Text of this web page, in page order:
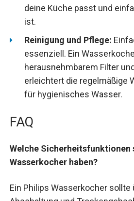
deine Küche passt und
ist.
Reinigung und Pflege:
essenziell. Ein
herausnehmbarem Filter
erleichtert die regelmäßige
für hygienisches Wasser.
FAQ
Welche Sicherheitsfunktionen
Wasserkocher haben?
Ein Philips Wasserkocher